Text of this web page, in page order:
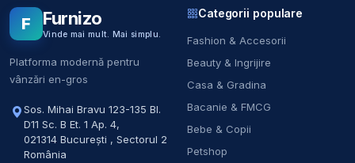
F Furnizo
Vinde mai mult. Mai simplu.
Platforma modernă pentru
vânzări en-gros
Sos. Mihai Bravu 123-135 Bl.
D11 Sc. B Et. 1 Ap. 4,
021314 București , Sectorul 2
România
Categorii populare
Fashion & Accesorii
Beauty & Ingrijire
Casa & Gradina
Bacanie & FMCG
Bebe & Copii
Petshop